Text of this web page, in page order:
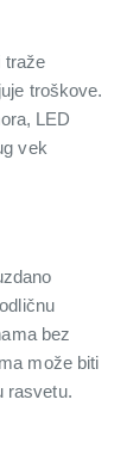
traže
troškove.
LED
vek
bez
može biti
rasvetu.